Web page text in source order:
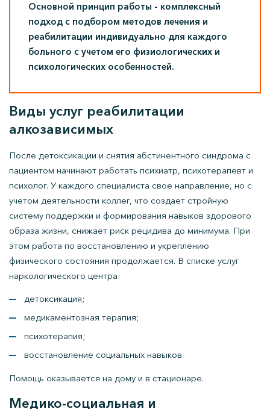
Основной принцип работы - комплексный
подход с подбором методов лечения и
реабилитации индивидуально для каждого
больного с учетом его физиологических и
психологических особенностей.
Виды услуг реабилитации
алкозависимых
После детоксикации и снятия абстинентного синдрома с
пациентом начинают работать психиатр, психотерапевт и
психолог. У каждого специалиста свое направление, но с
учетом деятельности коллег, что создает стройную
систему поддержки и формирования навыков здорового
образа жизни, снижает риск рецидива до минимума. При
этом работа по восстановлению и укреплению
физического состояния продолжается. В списке услуг
наркологического центра:
детоксикация;
медикаментозная терапия;
психотерапия;
восстановление социальных навыков.
Помощь оказывается на дому и в стационаре.
Медико-социальная и